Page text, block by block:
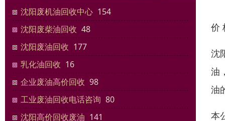
沈阳废机油回收中心 154
沈阳废柴油回收 48
沈阳废油回收 177
乳化油回收 16
企业废油高价回收 98
工业废油回收电话咨询 80
沈阳高价回收废油 141
价
沈
油
油
本